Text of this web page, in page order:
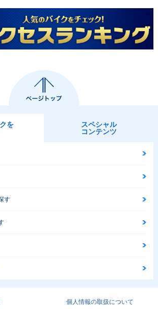
を
スペシャル
コンテンツ
す
個人情報の取扱について